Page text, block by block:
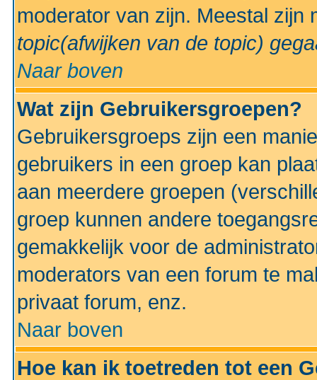
moderator van zijn. Meestal
topic(afwijken van de topic)
Naar boven
Wat zijn Gebruikersgroepen?
Gebruikersgroeps zijn een
gebruikers in een groep kan
aan meerdere groepen
groep kunnen andere
gemakkelijk voor de
moderators van een forum te
privaat forum, enz.
Naar boven
Hoe kan ik toetreden tot een